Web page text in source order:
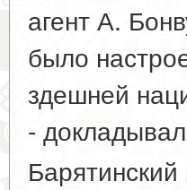
агент А.
было
здешней
-